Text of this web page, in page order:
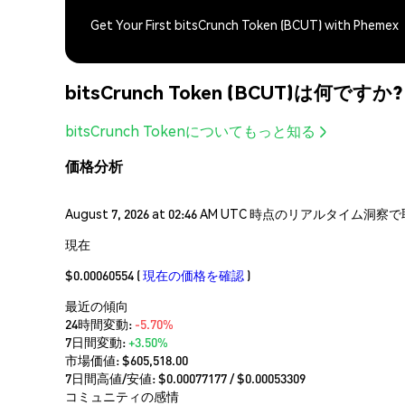
Get Your First bitsCrunch Token (BCUT) with Phemex
bitsCrunch Token (BCUT)は何ですか?
bitsCrunch Tokenについてもっと知る
価格分析
August 7, 2026 at 02:46 AM UTC 時点のリアルタイム洞察
現在
$0.00060554 (現在の価格を確認 )
最近の傾向
24時間変動: -5.70%
7日間変動:+3.50%
市場価値:$605,518.00
7日間高値/安値: $0.00077177/ $0.00053309
コミュニティの感情